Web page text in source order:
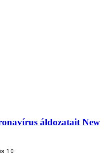
áldozatait New
10.